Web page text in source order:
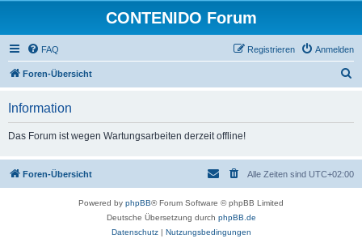
CONTENIDO Forum
FAQ Anmelden
Registrieren
Foren-Übersicht
Information
Das Forum ist wegen Wartungsarbeiten derzeit offline!
Foren-Übersicht Alle Zeiten sind UTC+02:00
Powered by phpBB® Forum Software © phpBB Limited
Deutsche Übersetzung durch phpBB.de
Datenschutz| Nutzungsbedingungen